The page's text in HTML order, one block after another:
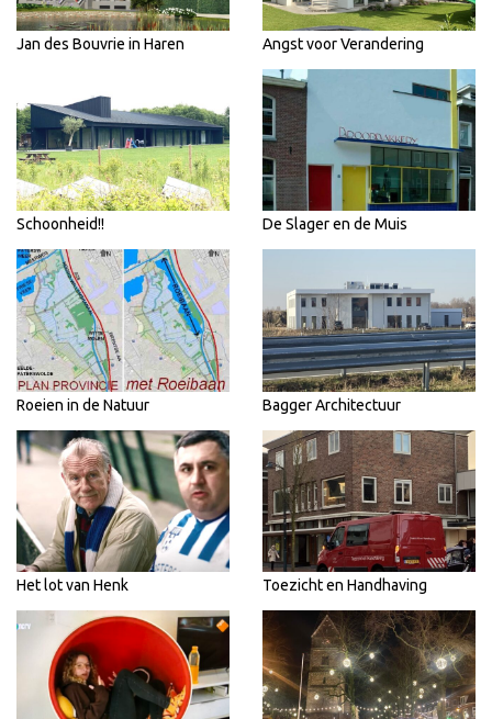
Jan des Bouvrie in Haren Angst voor Verandering
Schoonheid!! De Slager en de Muis
Roeien in de Natuur Bagger Architectuur
Het lot van Henk Toezicht en Handhaving